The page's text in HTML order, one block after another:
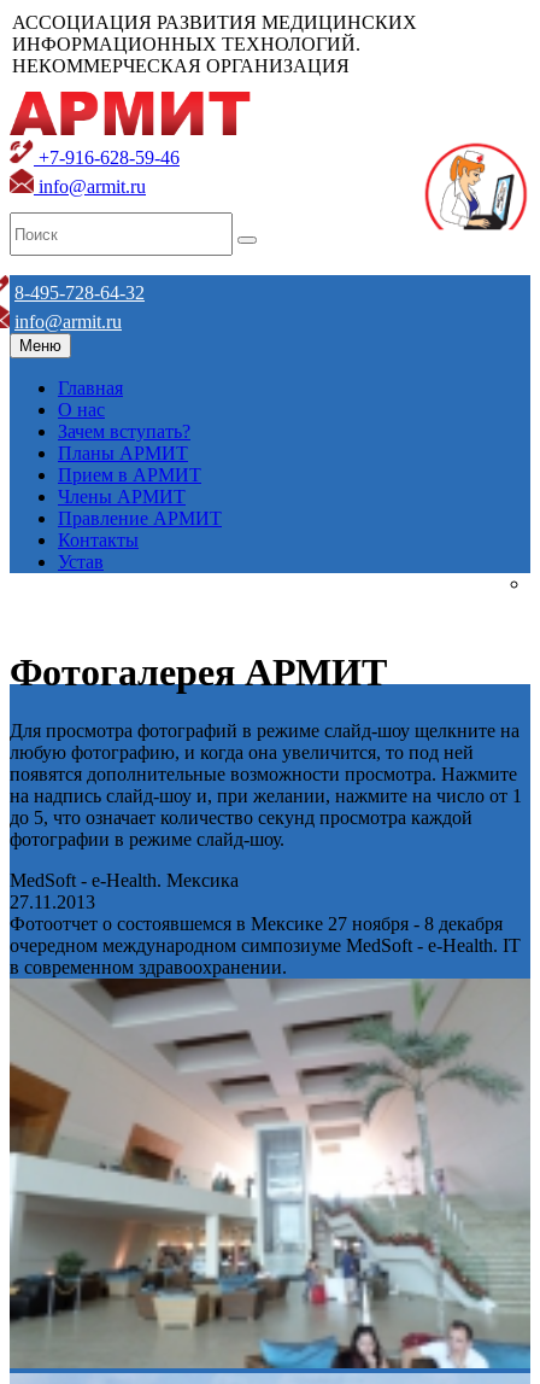
АССОЦИАЦИЯ РАЗВИТИЯ МЕДИЦИНСКИХ
ИНФОРМАЦИОННЫХ ТЕХНОЛОГИЙ.
НЕКОММЕРЧЕСКАЯ ОРГАНИЗАЦИЯ
+7-916-628-59-46
info@armit.ru
8-495-728-64-32
info@armit.ru
Меню
Главная
О нас
Зачем вступать?
Планы АРМИТ
Прием в АРМИТ
Члены АРМИТ
Правление АРМИТ
Контакты
Устав
Фотогалерея АРМИТ
Для просмотра фотографий в режиме слайд-шоу щелкните на
любую фотографию, и когда она увеличится, то под ней
появятся дополнительные возможности просмотра. Нажмите
на надпись слайд-шоу и, при желании, нажмите на число от 1
до 5, что означает количество секунд просмотра каждой
фотографии в режиме слайд-шоу.
MedSoft - e-Health. Мексика
27.11.2013
Фотоотчет о состоявшемся в Мексике 27 ноября - 8 декабря
очередном международном симпозиуме MedSoft - e-Health. IT
в современном здравоохранении.